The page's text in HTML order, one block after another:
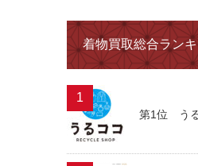
着物買取総合ラン
1
第1位 う